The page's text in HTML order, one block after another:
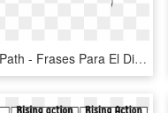
An Artist's Path - Frases Para El Dia De La Familia Nivel Inicial, HD Png Download